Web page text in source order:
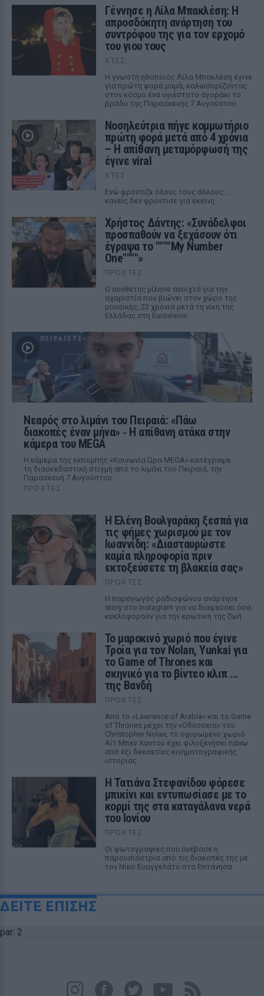
Γέννησε η Λίλα Μπακλέση: Η
απροσδόκητη ανάρτηση του
συντρόφου της για τον ερχομό
του γιου τους
ΧΤΕΣ
Η γνωστή ηθοποιός Λίλα Μπακλέση έγινε
για πρώτη φορά μαμά, καλωσορίζοντας
στον κόσμο ένα υγιέστατο αγοράκι το
βράδυ της Παρασκευής 7 Αυγούστου.
Νοσηλεύτρια πήγε κομμωτήριο
πρώτη φορά μετά από 4 χρόνια
– Η απίθανη μεταμόρφωσή της
έγινε viral
ΧΤΕΣ
Ενώ φρόντιζε όλους τους άλλους...
κανείς δεν φρόντισε για εκείνη
Χρήστος Δάντης: «Συνάδελφοι
προσπαθούν να ξεχάσουν ότι
έγραψα το """"My Number
One""""»
ΠΡΟΧΤΈΣ
Ο συνθέτης μίλησε ανοιχτά για την
αχαριστία που βιώνει στον χώρο της
μουσικής, 22 χρόνια μετά τη νίκη της
Ελλάδας στη Eurovision.
Νεαρός στο λιμάνι του Πειραιά: «Πάω
διακοπές έναν μήνα» ‑ Η απίθανη ατάκα στην
κάμερα του MEGA
Η κάμερα της εκπομπής «Κοινωνία Ώρα MEGA» κατέγραψε
τη διασκεδαστική στιγμή από το λιμάνι του Πειραιά, την
Παρασκευή 7 Αυγούστου.
ΠΡΟΧΤΈΣ
Η Ελένη Βουλγαράκη ξεσπά για
τις φήμες χωρισμού με τον
Ιωαννίδη: «Διασταυρώστε
καμία πληροφορία πριν
εκτοξεύσετε τη βλακεία σας»
ΠΡΟΧΤΈΣ
Η παραγωγός ραδιοφώνου ανάρτησε
story στο Instagram για να διαψεύσει όσα
κυκλοφορούν για την ερωτική της ζωή
Το μαροκινό χωριό που έγινε
Τροία για τον Nolan, Yunkai για
το Game of Thrones και
σκηνικό για το βίντεο κλιπ ...
της Βανδή
ΠΡΟΧΤΈΣ
Από το «Lawrence of Arabia» και το Game
of Thrones μέχρι την «Οδύσσεια» του
Christopher Nolan, το οχυρωμένο χωριό
Αΐτ Μπεν Χαντού έχει φιλοξενήσει πάνω
από έξι δεκαετίες κινηματογραφικής
ιστορίας
Η Τατιάνα Στεφανίδου φόρεσε
μπικίνι και εντυπωσίασε με το
κορμί της στα καταγάλανα νερά
του Ιονίου
ΠΡΟΧΤΈΣ
Οι φωτογραφίες που ανέβασε η
παρουσιάστρια από τις διακοπές της με
τον Νίκο Ευαγγελάτο στα Επτάνησα
ΔΕΙΤΕ ΕΠΙΣΗΣ
par: 2